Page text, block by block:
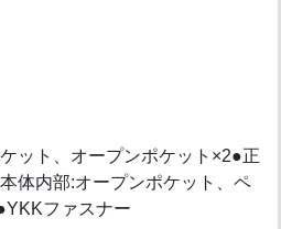
ット、オープンポケット×2●正
体内部:オープンポケット、ペ
ファスナー